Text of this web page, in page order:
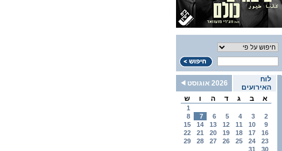
לוח
האירועים
2026 אוגוסט
א
ב ג ד ה ו ש
1
2
3
4
5
6
7
8
9
10
11
12
13
14
15
16
17
18
19
20
21
22
23
24
25
26
27
28
29
30
31